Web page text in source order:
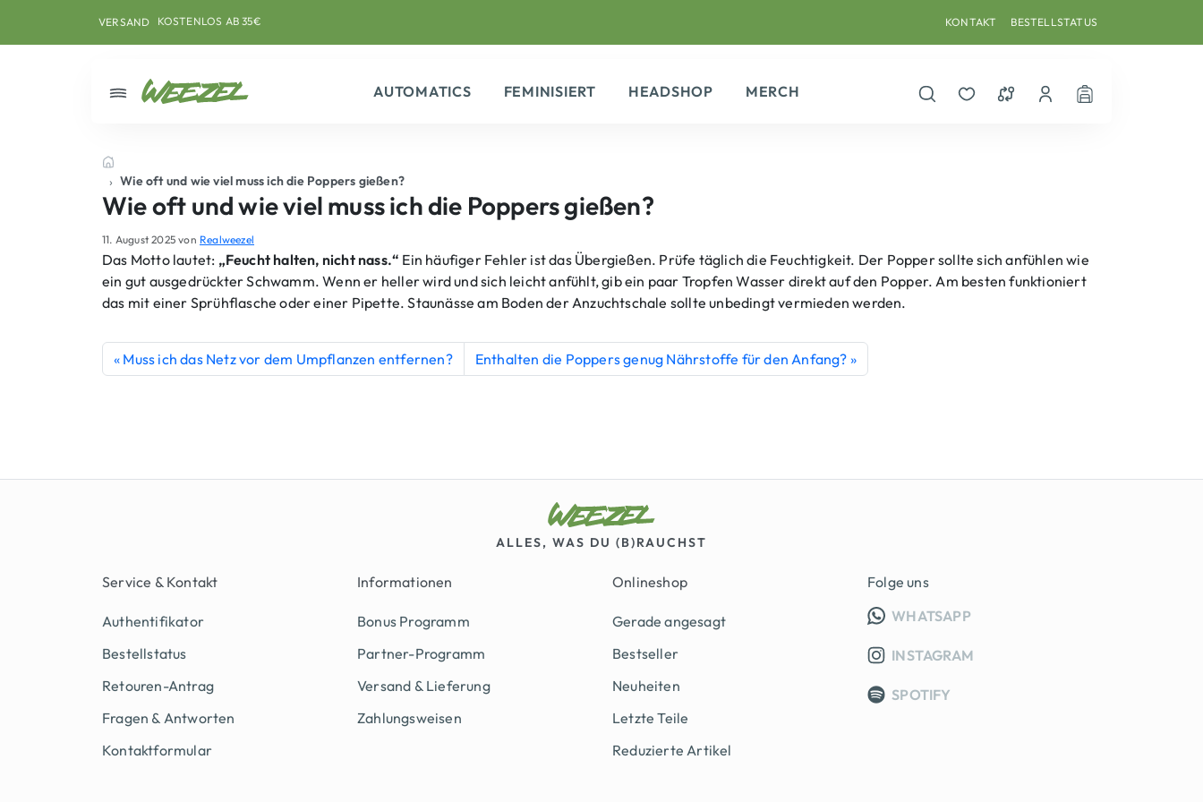
VERSAND
KOSTENLOS AB 35€
KONTAKT BESTELLSTATUS
AUTOMATICS FEMINISIERT HEADSHOP
MERCH
Startseite
Wie oft und wie viel muss ich die Poppers gießen?
Wie oft und wie viel muss ich die Poppers gießen?
11. August 2025 von Realweezel
Das Motto lautet: „Feucht halten, nicht nass.“ Ein häufiger Fehler ist das Übergießen. Prüfe täglich die Feuchtigkeit. Der Popper sollte sich anfühlen wie
ein gut ausgedrückter Schwamm. Wenn er heller wird und sich leicht anfühlt, gib ein paar Tropfen Wasser direkt auf den Popper. Am besten funktioniert
das mit einer Sprühflasche oder einer Pipette. Staunässe am Boden der Anzuchtschale sollte unbedingt vermieden werden.
Muss ich das Netz vor dem Umpflanzen entfernen? Enthalten die Poppers genug Nährstoffe für den Anfang?
ALLES, WAS DU (B)RAUCHST
Service & Kontakt
Authentifikator
Bestellstatus
Retouren-Antrag
Fragen & Antworten
Kontaktformular
Informationen
Bonus Programm
Partner-Programm
Versand & Lieferung
Zahlungsweisen
Onlineshop
Gerade angesagt
Bestseller
Neuheiten
Letzte Teile
Reduzierte Artikel
Folge uns
WHATSAPPINFO GRUPPE (OEFFNET IN
INSTAGRAM
SPOTIFY